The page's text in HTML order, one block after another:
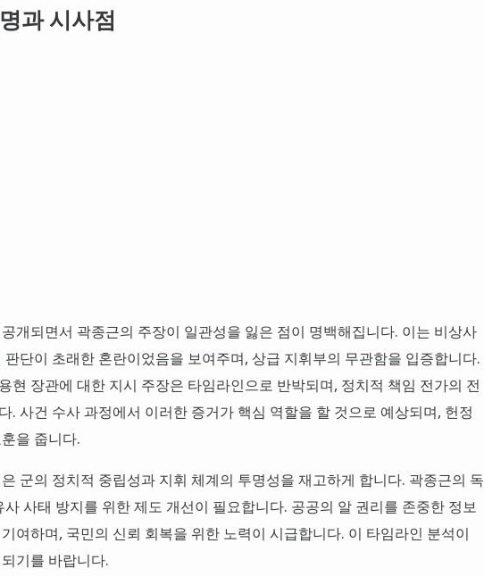
과 시사점
개되면서 곽종근의 주장이 일관성을 잃은 점이 명백해집니다. 이는 비상사
단이 초래한 혼란이었음을 보여주며, 상급 지휘부의 무관함을 입증합니다.
현 장관에 대한 지시 주장은 타임라인으로 반박되며, 정치적 책임 전가의 전
. 사건 수사 과정에서 이러한 증거가 핵심 역할을 할 것으로 예상되며, 헌정
을 줍니다.
군의 정치적 중립성과 지휘 체계의 투명성을 재고하게 합니다. 곽종근의 독
사태 방지를 위한 제도 개선이 필요합니다. 공공의 알 권리를 존중한 정보
여하며, 국민의 신뢰 회복을 위한 노력이 시급합니다. 이 타임라인 분석이
기를 바랍니다.